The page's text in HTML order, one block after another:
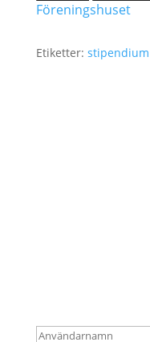
Föreningshuset
Etiketter: stipendium